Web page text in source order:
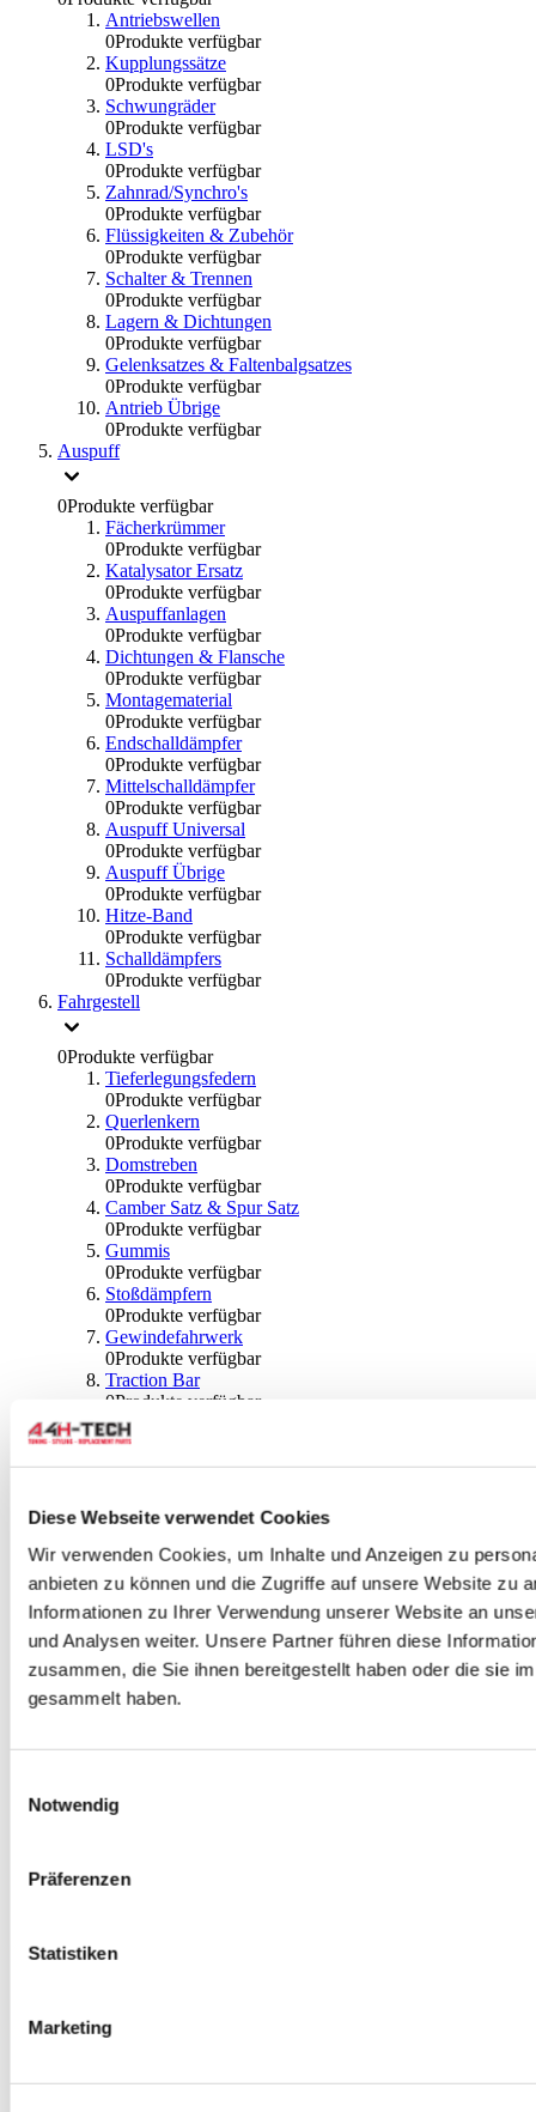
Diese Webseite verwendet Cookies
Wir verwenden Cookies, um Inhalte und Anzeigen zu
anbieten zu können und die Zugriffe auf unsere Website zu
Informationen zu Ihrer Verwendung unserer Website an
und Analysen weiter. Unsere Partner führen diese
zusammen, die Sie ihnen bereitgestellt haben oder die sie
gesammelt haben.
Notwendig
Präferenzen
Statistiken
Marketing
Antriebswellen
0Produkte verfügbar
Kupplungssätze
0Produkte verfügbar
Schwungräder
0Produkte verfügbar
LSD's
0Produkte verfügbar
Zahnrad/Synchro's
0Produkte verfügbar
Flüssigkeiten & Zubehör
0Produkte verfügbar
Schalter & Trennen
0Produkte verfügbar
Lagern & Dichtungen
0Produkte verfügbar
Gelenksatzes & Faltenbalgsatzes
0Produkte verfügbar
Antrieb Übrige
0Produkte verfügbar
Auspuff
0Produkte verfügbar
Fächerkrümmer
0Produkte verfügbar
Katalysator Ersatz
0Produkte verfügbar
Auspuffanlagen
0Produkte verfügbar
Dichtungen & Flansche
0Produkte verfügbar
Montagematerial
0Produkte verfügbar
Endschalldämpfer
0Produkte verfügbar
Mittelschalldämpfer
0Produkte verfügbar
Auspuff Universal
0Produkte verfügbar
Auspuff Übrige
0Produkte verfügbar
Hitze-Band
0Produkte verfügbar
Schalldämpfers
0Produkte verfügbar
Fahrgestell
0Produkte verfügbar
Tieferlegungsfedern
0Produkte verfügbar
Querlenkern
0Produkte verfügbar
Domstreben
0Produkte verfügbar
Camber Satz & Spur Satz
0Produkte verfügbar
Gummis
0Produkte verfügbar
Stoßdämpfern
0Produkte verfügbar
Gewindefahrwerk
0Produkte verfügbar
Traction Bar
0Produkte verfügbar
Stabilisator & Zubehör
0Produkte verfügbar
Kugeln & Abdeckungen
Radlagern & Naben
0Produkte verfügbar
Räder und Zubehör
0Produkte verfügbar
Spurverbreiterungen
0Produkte verfügbar
Radmuttern
0Produkte verfügbar
Bremsen